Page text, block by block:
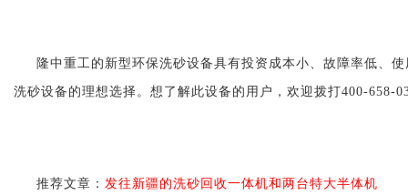
隆中重工的新型环保洗砂设备具有投资成本小、故障率低、
洗砂设备的理想选择。想了解此设备的用户，欢迎拨打400-658-
推荐文章： 发往新疆的洗砂回收一体机和两台特大半体机